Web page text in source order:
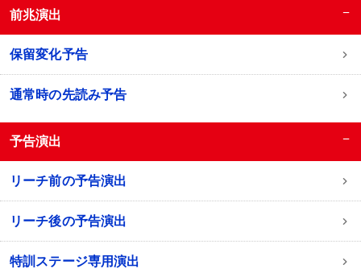
前兆演出 −
保留変化予告
通常時の先読み予告
予告演出 −
リーチ前の予告演出
リーチ後の予告演出
特訓ステージ専用演出